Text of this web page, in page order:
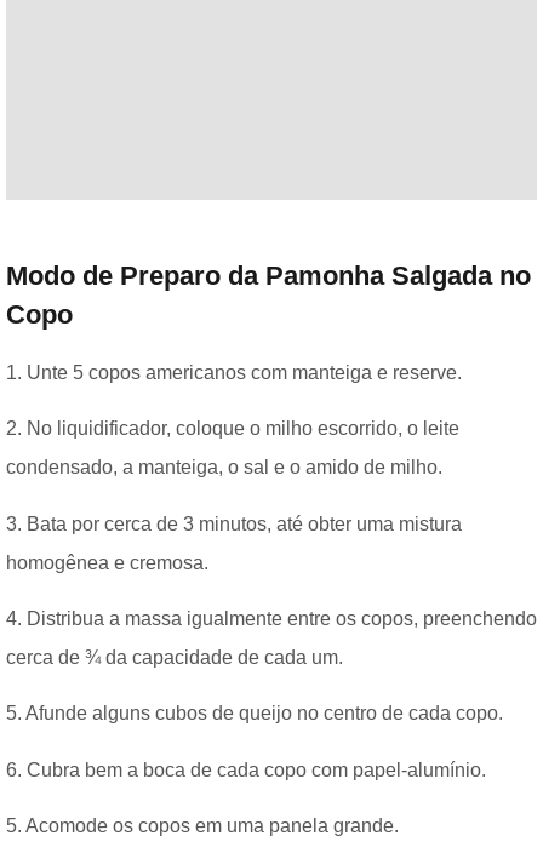
Modo de Preparo da Pamonha Salgada no
Copo
1. Unte 5 copos americanos com manteiga e reserve.
2. No liquidificador, coloque o milho escorrido, o leite
condensado, a manteiga, o sal e o amido de milho.
3. Bata por cerca de 3 minutos, até obter uma mistura
homogênea e cremosa.
4. Distribua a massa igualmente entre os copos, preenchendo
cerca de ¾ da capacidade de cada um.
5. Afunde alguns cubos de queijo no centro de cada copo.
6. Cubra bem a boca de cada copo com papel-alumínio.
5. Acomode os copos em uma panela grande.